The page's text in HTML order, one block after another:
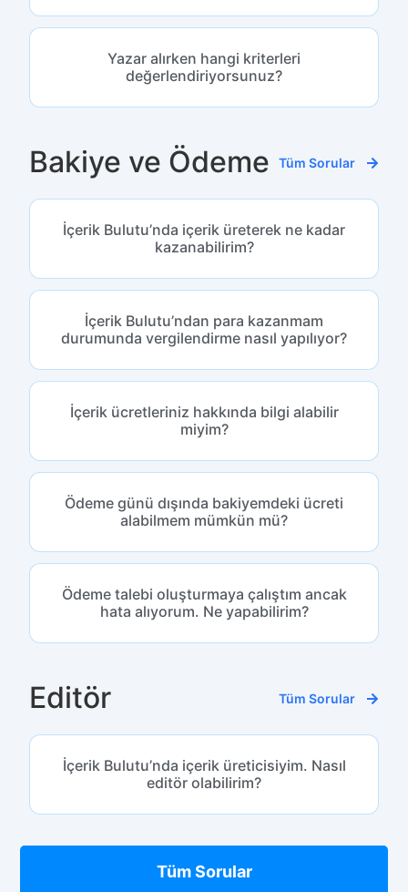
Yazar alırken hangi kriterleri
değerlendiriyorsunuz?
Bakiye ve Ödeme Tüm Sorular
İçerik Bulutu’nda içerik üreterek ne kadar
kazanabilirim?
İçerik Bulutu’ndan para kazanmam
durumunda vergilendirme nasıl yapılıyor?
İçerik ücretleriniz hakkında bilgi alabilir
miyim?
Ödeme günü dışında bakiyemdeki ücreti
alabilmem mümkün mü?
Ödeme talebi oluşturmaya çalıştım ancak
hata alıyorum. Ne yapabilirim?
Editör Tüm Sorular
İçerik Bulutu’nda içerik üreticisiyim. Nasıl
editör olabilirim?
Tüm Sorular